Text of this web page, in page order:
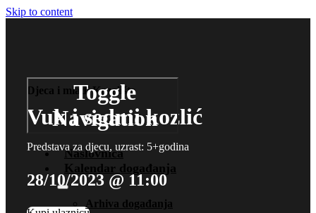
Skip to content
Toggle
Navigation
Naslovnica
Kalendar događanja
Arhiva događanja
Djeca i mladi Kazalište
Vuk i sedmi kozlić
Predstava za djecu, uzrast: 5+godina
28/10/2023 @ 11:00